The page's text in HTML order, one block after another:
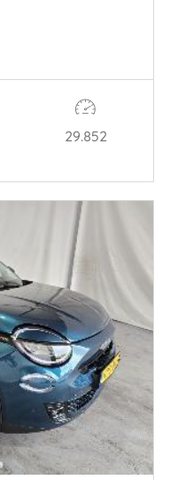
29.852